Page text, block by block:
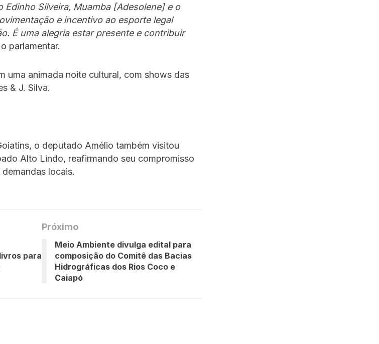
Edinho Silveira, Muamba [Adesolene] e o
e incentivo ao esporte legal
É uma alegria estar presente e contribuir
parlamentar.
uma animada noite cultural, com shows das
& J. Silva.
o deputado Amélio também visitou
Alto Lindo, reafirmando seu compromisso
locais.
para
Próximo
Meio Ambiente divulga edital para
composição do Comitê das Bacias
Hidrográficas dos Rios Coco e
Caiapó